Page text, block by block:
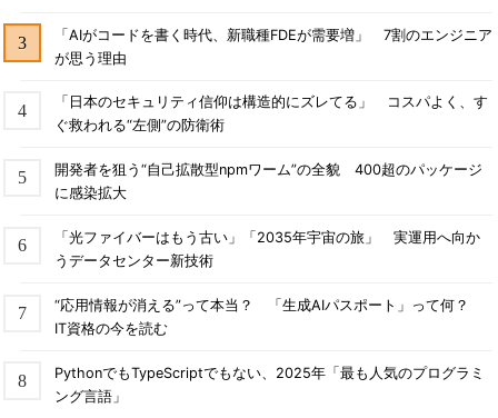
「AIがコードを書く時代、新職種FDEが需要増」 7割のエンジニア
が思う理由
「日本のセキュリティ信仰は構造的にズレてる」 コスパよく、す
ぐ救われる“左側”の防衛術
開発者を狙う“自己拡散型npmワーム”の全貌 400超のパッケージ
に感染拡大
「光ファイバーはもう古い」「2035年宇宙の旅」 実運用へ向か
うデータセンター新技術
“応用情報が消える”って本当？ 「生成AIパスポート」って何？
IT資格の今を読む
PythonでもTypeScriptでもない、2025年「最も人気のプログラミ
ング言語」